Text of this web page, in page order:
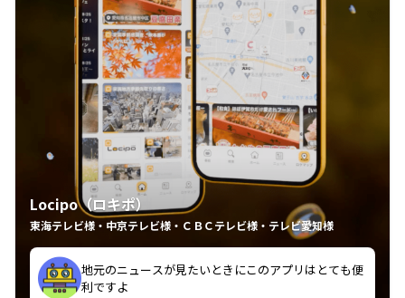
Locipo（ロキポ）
東海テレビ様・中京テレビ様・ＣＢＣテレビ様・テレビ愛知様
中京テレビのおもしろ番組が視聴可能地域外からも見
れるの嬉しいポイント
いつも利用させていただいております！